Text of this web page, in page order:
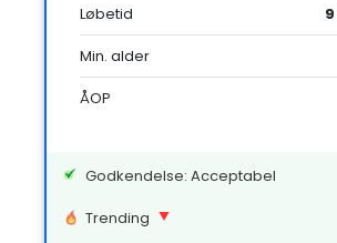
Løbetid
Min. alder
ÅOP
Godkendelse: Acceptabel
Trending